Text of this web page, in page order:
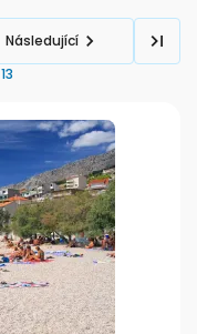
Následující
13